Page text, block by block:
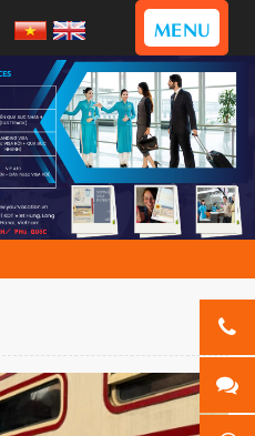
MENU